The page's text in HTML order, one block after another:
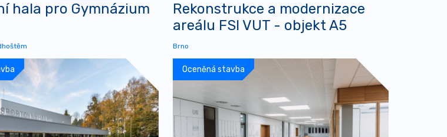
hala pro Gymnázium
Rekonstrukce a modernizace
areálu FSI VUT - objekt A5
Brno
Oceněná stavba